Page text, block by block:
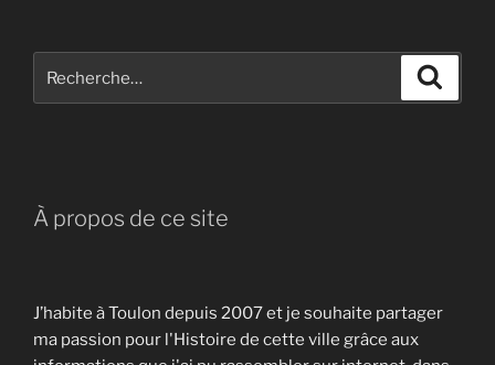
pour
À propos de ce site
J’habite à Toulon depuis 2007 et je souhaite partager
ma passion pour l'Histoire de cette ville grâce aux